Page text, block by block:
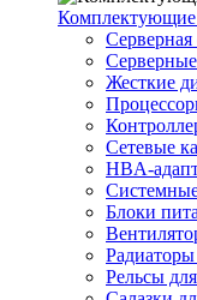
Серверная
Жесткие
Сетевые
HBA-
Блоки
Рельсы